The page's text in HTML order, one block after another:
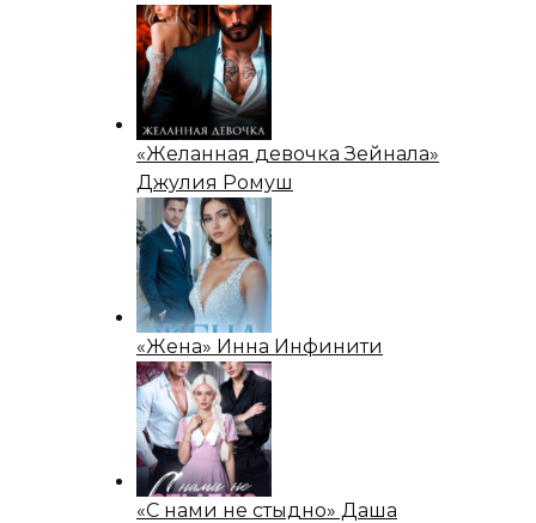
«Желанная девочка Зейнала»
Джулия Ромуш
«Жена» Инна Инфинити
«С нами не стыдно» Даша